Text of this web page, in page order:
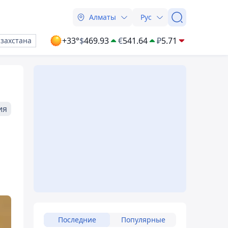
Алматы Рус
+33°$469.93 €541.64 ₽5.71
Последние Популярные